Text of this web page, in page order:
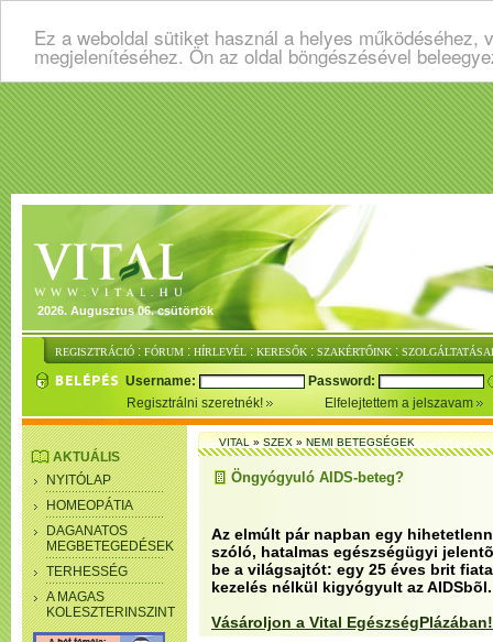
Ez a weboldal sütiket használ a helyes
megjelenítéséhez. Ön az oldal böngészésével
2026. Augusztus 06. csütörtök
REGISZTRÁCIÓ : FÓRUM : HÍRLEVÉL : KERESŐK : SZAKÉRTŐINK :
Username:
Password:
Regisztrálni szeretnék!
Elfelejtettem a jelszavam
AKTUÁLIS
NYITÓLAP
HOMEOPÁTIA
DAGANATOS
MEGBETEGEDÉSEK
TERHESSÉG
A MAGAS
KOLESZTERINSZINT
VITAL»SZEX»NEMI BETEGSÉGEK
Öngyógyuló AIDS-beteg?
Az elmúlt pár napban egy
szóló, hatalmas egészségügyi
be a világsajtót: egy 25 éves brit
kezelés nélkül kigyógyult az AIDSbõl.
Vásároljon a Vital EgészségPlázában!